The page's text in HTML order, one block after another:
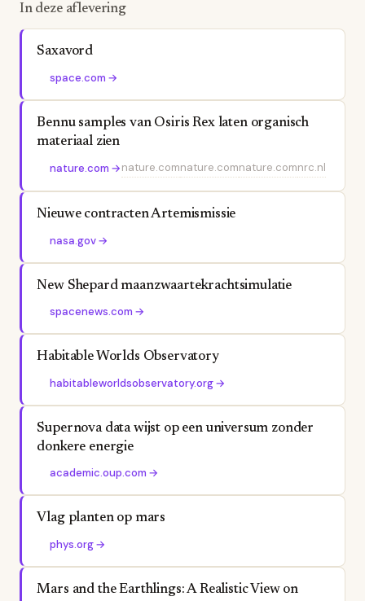
In deze aflevering
Saxavord
space.com →
Bennu samples van Osiris Rex laten organisch
materiaal zien
nature.com →nature.comnature.comnature.comnrc.nl
Nieuwe contracten Artemismissie
nasa.gov→
New Shepard maanzwaartekrachtsimulatie
spacenews.com →
Habitable Worlds Observatory
habitableworldsobservatory.org→
Supernova data wijst op een universum zonder
donkere energie
academic.oup.com →
Vlag planten op mars
phys.org→
Mars and the Earthlings: A Realistic View on